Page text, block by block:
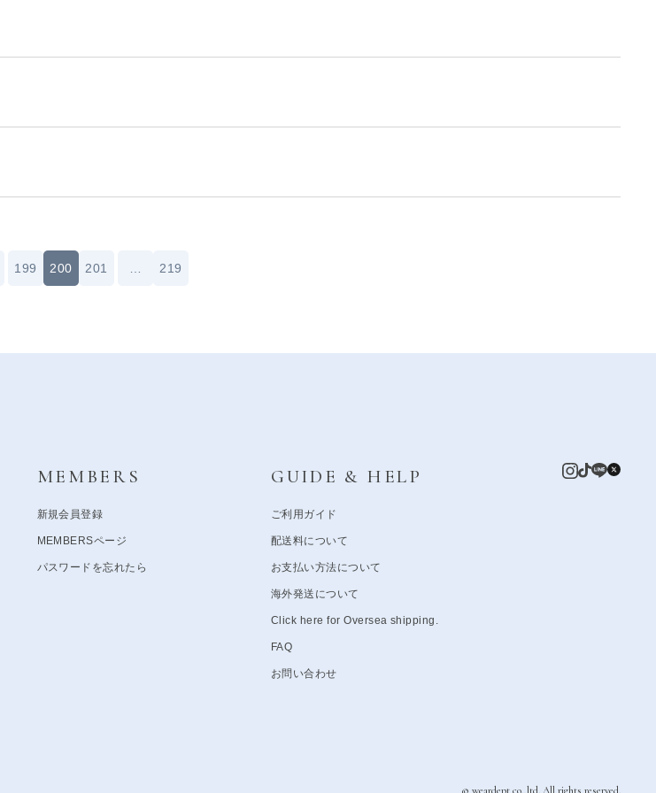
199 200 201 219
MEMBERS
新規会員登録
MEMBERSページ
パスワードを忘れたら
GUIDE & HELP
ご利用ガイド
配送料について
お支払い方法について
海外発送について
Click here for Oversea shipping.
FAQ
お問い合わせ
© weardept co.,ltd. All rights reserved.